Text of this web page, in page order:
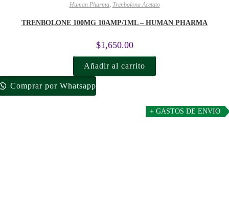
Human Pharma, Trenbolona Acetato
TRENBOLONE 100MG 10AMP/1ML – HUMAN PHARMA
$1,650.00
Añadir al carrito
Comprar por Whatsapp
+ GASTOS DE ENVIO